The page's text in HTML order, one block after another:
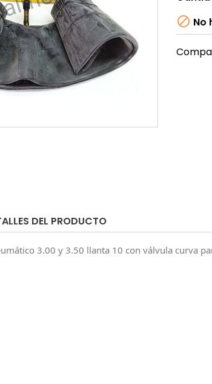
 No
DEL PRODUCTO
3.00 y 3.50 llanta 10 con válvula curva